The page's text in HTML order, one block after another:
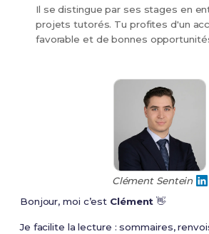
Il se distingue par ses stages en
projets tutorés. Tu profites d'un
favorable et de bonnes
Clément Sentein
Bonjour, moi c’est Clément 👋
Je facilite la lecture : sommaires,